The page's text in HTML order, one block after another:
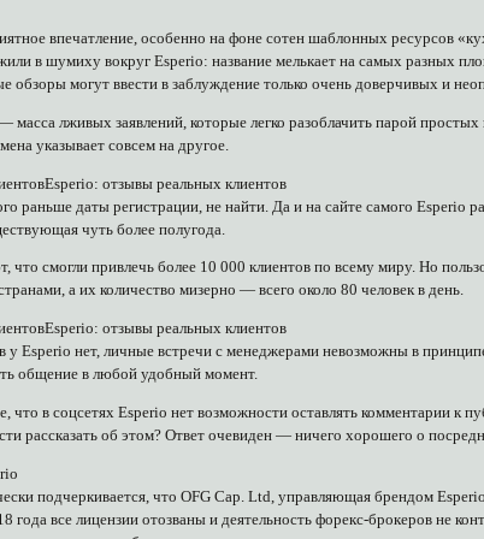
впечатление, особенно на фоне сотен шаблонных ресурсов
в шумиху вокруг Esperio: название мелькает на самых разных
обзоры могут ввести в заблуждение только очень доверчивых и
масса лживых заявлений, которые легко разоблачить парой
указывает совсем на другое.
отзывы реальных клиентов
раньше даты регистрации, не найти. Да и на сайте самого Esperio
чуть более полугода.
что смогли привлечь более 10 000 клиентов по всему миру. Но
а их количество мизерно — всего около 80 человек в день.
отзывы реальных клиентов
у Esperio нет, личные встречи с менеджерами невозможны в
общение в любой удобный момент.
в соцсетях Esperio нет возможности оставлять комментарии к
рассказать об этом? Ответ очевиден — ничего хорошего о
подчеркивается, что OFG Cap. Ltd, управляющая брендом
года все лицензии отозваны и деятельность форекс-брокеров не